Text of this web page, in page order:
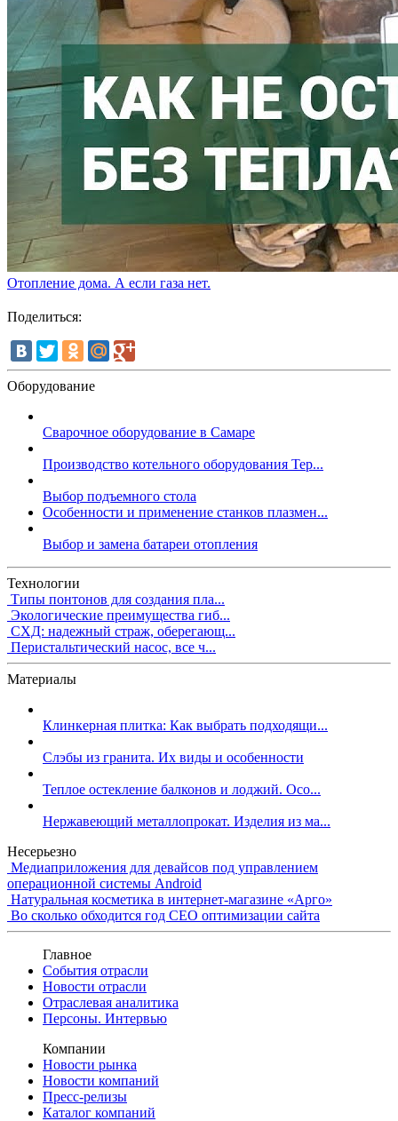
Отопление дома. А если газа нет.
Поделиться:
Оборудование
Сварочное оборудование в Самаре
Производство котельного оборудования Тер...
Выбор подъемного стола
Особенности и применение станков плазмен...
Выбор и замена батареи отопления
Технологии
Типы понтонов для создания пла...
Экологические преимущества гиб...
СХД: надежный страж, оберегающ...
Перистальтический насос, все ч...
Материалы
Клинкерная плитка: Как выбрать подходящи...
Слэбы из гранита. Их виды и особенности
Теплое остекление балконов и лоджий. Осо...
Нержавеющий металлопрокат. Изделия из ма...
Несерьезно
Медиаприложения для девайсов под управлением
операционной системы Android
Натуральная косметика в интернет-магазине «Арго»
Во сколько обходится год СЕО оптимизации сайта
Главное
События отрасли
Новости отрасли
Отраслевая аналитика
Персоны. Интервью
Компании
Новости рынка
Новости компаний
Пресс-релизы
Каталог компаний